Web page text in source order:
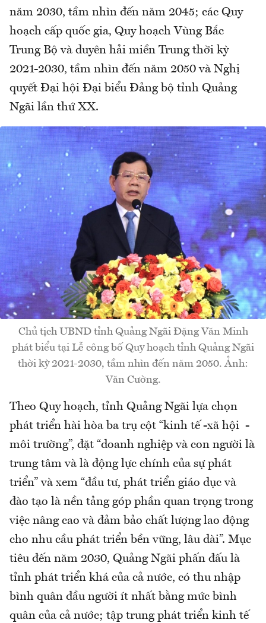
năm 2030, tầm nhìn đến năm 2045; các Quy
hoạch cấp quốc gia, Quy hoạch Vùng Bắc
Trung Bộ và duyên hải miền Trung thời kỳ
2021-2030, tầm nhìn đến năm 2050 và Nghị
quyết Đại hội Đại biểu Đảng bộ tỉnh Quảng
Ngãi lần thứ XX.
Chủ tịch UBND tỉnh Quảng Ngãi Đặng Văn Minh
phát biểu tại Lễ công bố Quy hoạch tỉnh Quảng Ngãi
thời kỳ 2021-2030, tầm nhìn đến năm 2050. Ảnh:
Văn Cường.
Theo Quy hoạch, tỉnh Quảng Ngãi lựa chọn
phát triển hài hòa ba trụ cột “kinh tế -xã hội -
môi trường”, đặt “doanh nghiệp và con người là
trung tâm và là động lực chính của sự phát
triển” và xem “đầu tư, phát triển giáo dục và
đào tạo là nền tảng góp phần quan trọng trong
việc nâng cao và đảm bảo chất lượng lao động
cho nhu cầu phát triển bền vững, lâu dài”. Mục
tiêu đến năm 2030, Quảng Ngãi phấn đấu là
tỉnh phát triển khá của cả nước, có thu nhập
bình quân đầu người ít nhất bằng mức bình
quân của cả nước; tập trung phát triển kinh tế